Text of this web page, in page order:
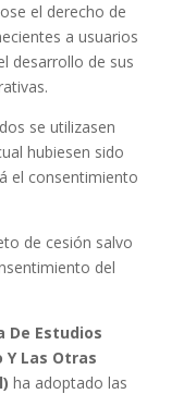
el derecho de
a usuarios
desarrollo de sus
se utilizasen
hubiesen sido
el consentimiento
de cesión salvo
del
De Estudios
Y Las Otras
ha adoptado las